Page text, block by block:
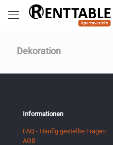
Dekoration
Informationen
FAQ - Häufig gestellte Fragen
AGB